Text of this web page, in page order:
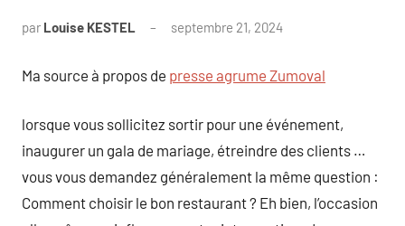
par Louise KESTEL septembre 21, 2024
Ma source à propos de presse agrume Zumoval
lorsque vous sollicitez sortir pour une événement,
inaugurer un gala de mariage, étreindre des clients …
vous vous demandez généralement la même question :
Comment choisir le bon restaurant ? Eh bien, l’occasion